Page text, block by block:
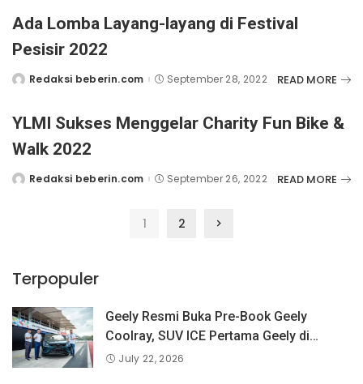
Ada Lomba Layang-layang di Festival
Pesisir 2022
PostedRedaksi beberin.com September 28, 2022 READ MORE
YLMI Sukses Menggelar Charity Fun Bike &
Walk 2022
PostedRedaksi beberin.com September 26, 2022 READ MORE
1 2
Terpopuler
Geely Resmi Buka Pre-Book Geely
Coolray, SUV ICE Pertama Geely di
Indonesia yang Dipercaya Lebih dari 1,3
July 22, 2026